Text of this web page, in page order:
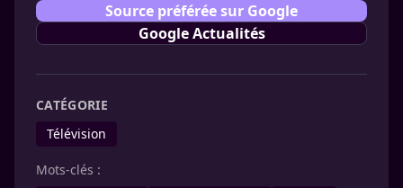
Source préférée sur Google
Google Actualités
CATÉGORIE
Télévision
Mots-clés :